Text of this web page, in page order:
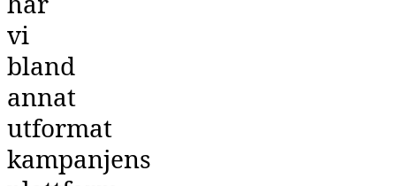
vi
bland
annat
utformat
kampanjens